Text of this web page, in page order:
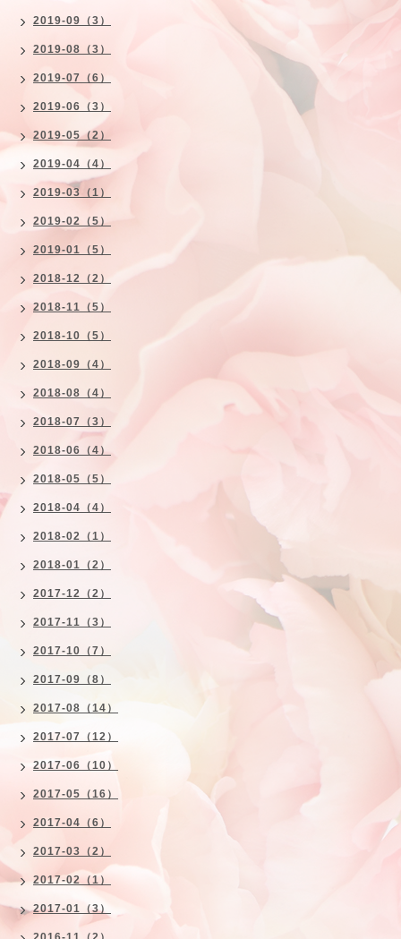
2019-09（3）
2019-08（3）
2019-07（6）
2019-06（3）
2019-05（2）
2019-04（4）
2019-03（1）
2019-02（5）
2019-01（5）
2018-12（2）
2018-11（5）
2018-10（5）
2018-09（4）
2018-08（4）
2018-07（3）
2018-06（4）
2018-05（5）
2018-04（4）
2018-02（1）
2018-01（2）
2017-12（2）
2017-11（3）
2017-10（7）
2017-09（8）
2017-08（14）
2017-07（12）
2017-06（10）
2017-05（16）
2017-04（6）
2017-03（2）
2017-02（1）
2017-01（3）